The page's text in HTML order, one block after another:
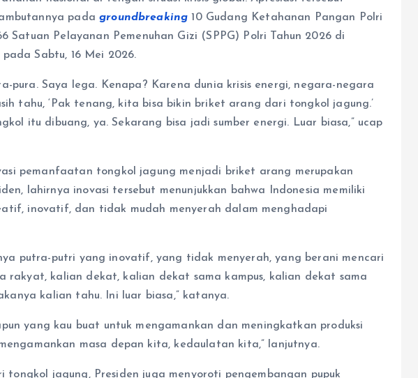
padagroundbreaking 10 Gudang Ketahanan Pangan Polri
Satuan Pelayanan Pemenuhan Gizi (SPPG) Polri Tahun 2026 di
Sabtu, 16 Mei 2026.
pura. Saya lega. Kenapa? Karena dunia krisis energi, negara-negara
tahu, ‘Pak tenang, kita bisa bikin briket arang dari tongkol jagung.’
itu dibuang, ya. Sekarang bisa jadi sumber energi. Luar biasa,” ucap
pemanfaatan tongkol jagung menjadi briket arang merupakan
lahirnya inovasi tersebut menunjukkan bahwa Indonesia memiliki
inovatif, dan tidak mudah menyerah dalam menghadapi
putra-putri yang inovatif, yang tidak menyerah, yang berani mencari
rakyat, kalian dekat, kalian dekat sama kampus, kalian dekat sama
kalian tahu. Ini luar biasa,” katanya.
yang kau buat untuk mengamankan dan meningkatkan produksi
masa depan kita, kedaulatan kita,” lanjutnya.
jagung, Presiden juga menyoroti pengembangan pupuk